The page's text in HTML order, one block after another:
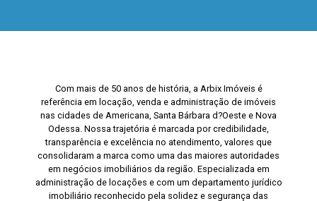
Com mais de 50 anos de história, a Arbix Imóveis é
referência em locação, venda e administração de imóveis
nas cidades de Americana, Santa Bárbara d?Oeste e Nova
Odessa. Nossa trajetória é marcada por credibilidade,
transparência e excelência no atendimento, valores que
consolidaram a marca como uma das maiores autoridades
em negócios imobiliários da região. Especializada em
administração de locações e com um departamento jurídico
imobiliário reconhecido pela solidez e segurança das